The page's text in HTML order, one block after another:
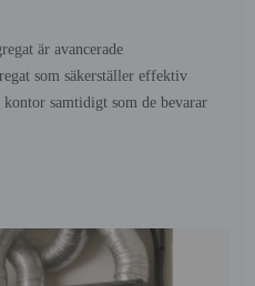
är avancerade
som säkerställer effektiv
samtidigt som de bevarar